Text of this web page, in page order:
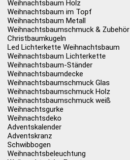
Weihnachtsbaum Holz
Weihnachtsbaum im Topf
Weihnachtsbaum Metall
Weihnachtsbaumschmuck & Zubehör
Christbaumkugeln
Led Lichterkette Weihnachtsbaum
Weihnachtsbaum Lichterkette
Weihnachtsbaum-Ständer
Weihnachtsbaumdecke
Weihnachtsbaumschmuck Glas
Weihnachtsbaumschmuck Holz
Weihnachtsbaumschmuck weiß
Weihnachtsgurke
Weihnachtsdeko
Adventskalender
Adventskranz
Schwibbogen
Weihnachtsbeleuchtung